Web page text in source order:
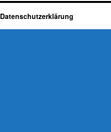
Datenschutzerklärung